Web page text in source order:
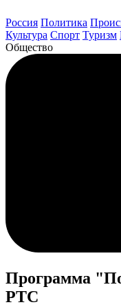
Россия Политика
Культура Спорт Туризм
Общество
Программа
РТС